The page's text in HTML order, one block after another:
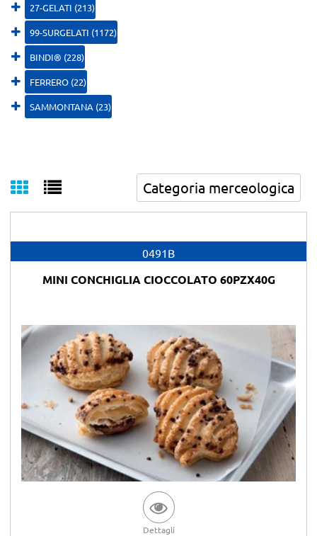
27-GELATI (213)
99-SURGELATI (1172)
BINDI® (228)
FERRERO (22)
SAMMONTANA (23)
0491B
MINI CONCHIGLIA CIOCCOLATO 60PZX40G
Dettagli